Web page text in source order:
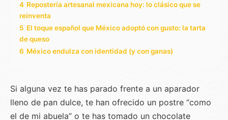
4 Repostería artesanal mexicana hoy: lo clásico que se
reinventa
5 El toque español que México adoptó con gusto: la tarta
de queso
6 México endulza con identidad (y con ganas)
Si alguna vez te has parado frente a un aparador
lleno de pan dulce, te han ofrecido un postre “como
el de mi abuela” o te has tomado un chocolate